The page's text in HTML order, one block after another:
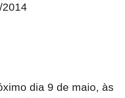
dia 9 de maio, às